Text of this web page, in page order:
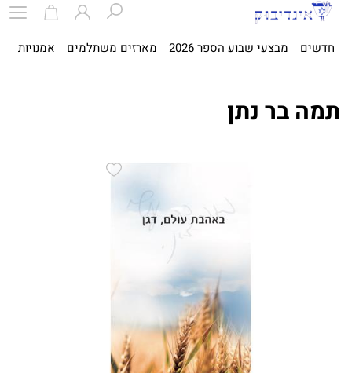
חדשים מבצעי שבוע הספר 2026 מארזים משתלמים אמנויות
תמה בר נתן